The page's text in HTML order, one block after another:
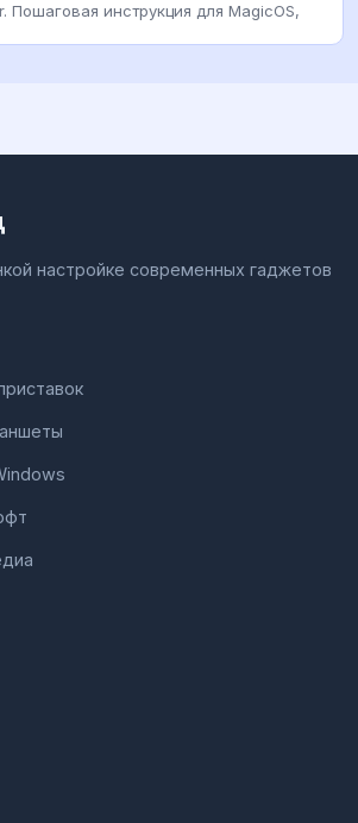
Пошаговая инструкция для MagicOS,
настройке современных гаджетов